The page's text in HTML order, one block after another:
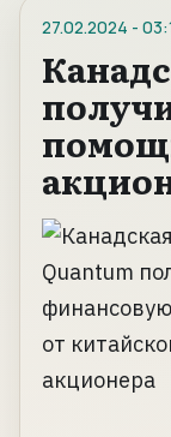
27.02.2024 -